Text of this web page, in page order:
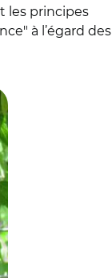
les principes
à l’égard des